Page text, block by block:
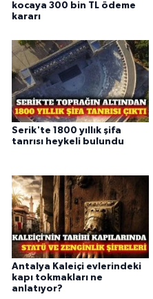
kocaya 300 bin TL ödeme
kararı
Serik'te 1800 yıllık şifa
tanrısı heykeli bulundu
Antalya Kaleiçi evlerindeki
kapı tokmakları ne
anlatıyor?